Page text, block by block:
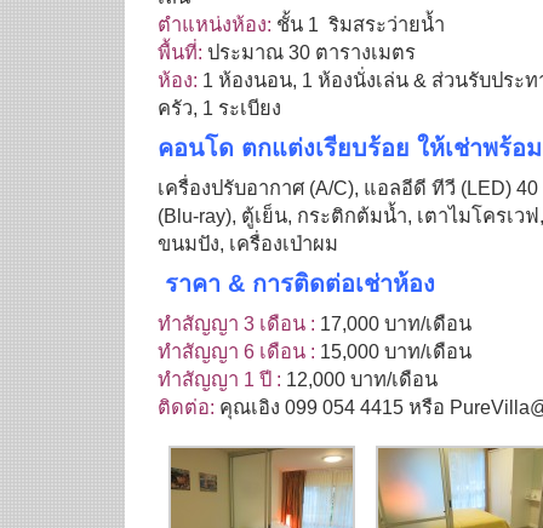
ตำแหน่งห้อง: ชั้น 1 ริมสระว่ายน้ำ
พื้นที่: ประมาณ 30 ตารางเมตร
ห้อง: 1 ห้องนอน, 1 ห้องนั่งเล่น & ส่วนรับประ
ครัว, 1 ระเบียง
คอนโด ตกแต่งเรียบร้อย ให้เช่าพร้อ
เครื่องปรับอากาศ (A/C), แอลอีดี ทีวี (LED)
(Blu-ray), ตู้เย็น, กระติกต้มน้ำ, เตาไมโครเว
ขนมปัง, เครื่องเป่าผม
ราคา & การติดต่อเช่าห้อง
ทำสัญญา 3 เดือน : 17,000 บาท/เดือน
ทำสัญญา 6 เดือน : 15,000 บาท/เดือน
ทำสัญญา 1 ปี : 12,000 บาท/เดือน
ติดต่อ: คุณเอิง 099 054 4415 หรือ